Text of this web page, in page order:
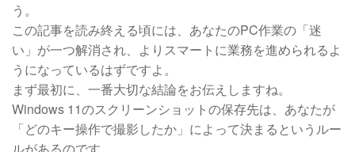
う。
この記事を読み終える頃には、あなたのPC作業の「迷
い」が一つ解消され、よりスマートに業務を進められるよ
うになっているはずですよ。
まず最初に、一番大切な結論をお伝えしますね。
Windows 11のスクリーンショットの保存先は、あなたが
「どのキー操作で撮影したか」によって決まるというルー